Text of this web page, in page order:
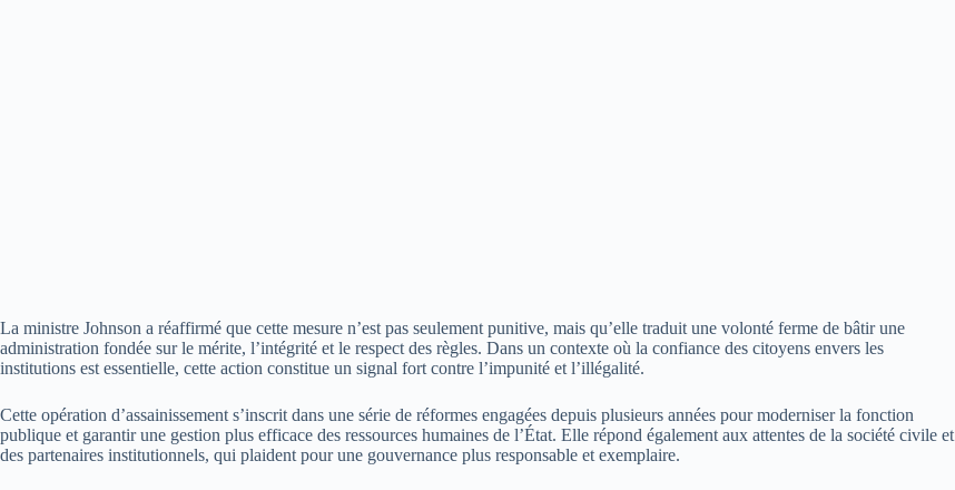
La ministre Johnson a réaffirmé que cette mesure n’est pas seulement punitive, mais qu’elle traduit une volonté ferme de bâtir une
administration fondée sur le mérite, l’intégrité et le respect des règles. Dans un contexte où la confiance des citoyens envers les
institutions est essentielle, cette action constitue un signal fort contre l’impunité et l’illégalité.
Cette opération d’assainissement s’inscrit dans une série de réformes engagées depuis plusieurs années pour moderniser la fonction
publique et garantir une gestion plus efficace des ressources humaines de l’État. Elle répond également aux attentes de la société civile et
des partenaires institutionnels, qui plaident pour une gouvernance plus responsable et exemplaire.